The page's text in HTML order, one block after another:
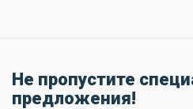
Не пропустите
предложения!